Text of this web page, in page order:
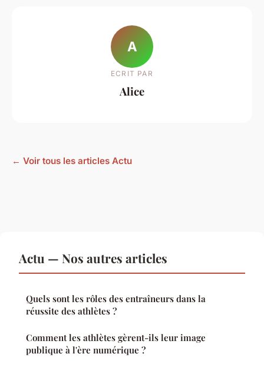
A
ECRIT PAR
Alice
← Voir tous les articles Actu
Actu — Nos autres articles
Quels sont les rôles des entraîneurs dans la
réussite des athlètes ?
Comment les athlètes gèrent-ils leur image
publique à l'ère numérique ?